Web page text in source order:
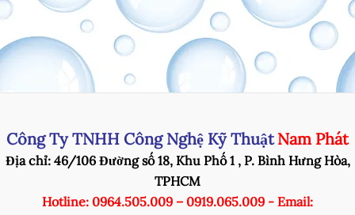
Công Ty TNHH Công Nghệ Kỹ Thuật Nam Phát
Địa chỉ: 46/106 Đường số 18, Khu Phố 1 , P. Bình Hưng Hòa,
TPHCM
Hotline: 0964.505.009 – 0919.065.009 - Email: